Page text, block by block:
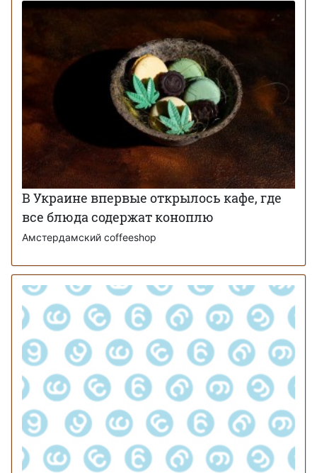
В Украине впервые открылось кафе, где
все блюда содержат коноплю
Амстердамский coffeeshop